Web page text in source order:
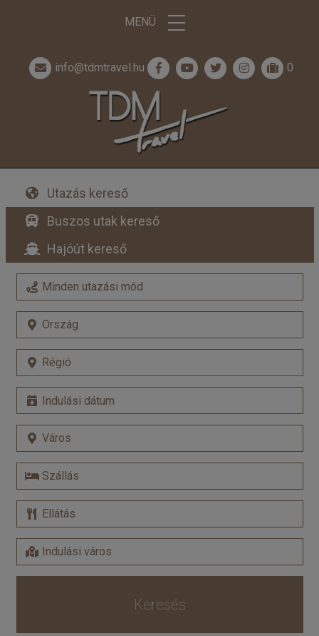
MENÜ
info@tdmtravel.hu 0
Utazás kereső
Buszos utak kereső
Hajóút kereső
Keresés